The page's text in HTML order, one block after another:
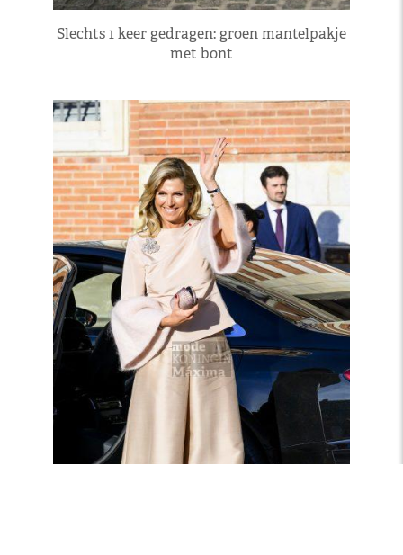
Slechts 1 keer gedragen: groen mantelpakje
met bont